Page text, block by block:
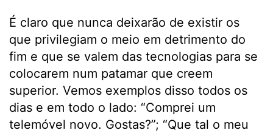
É claro que nunca deixarão de existir os
que privilegiam o meio em detrimento do
fim e que se valem das tecnologias para se
colocarem num patamar que creem
superior. Vemos exemplos disso todos os
dias e em todo o lado: “Comprei um
telemóvel novo. Gostas?”; “Que tal o meu